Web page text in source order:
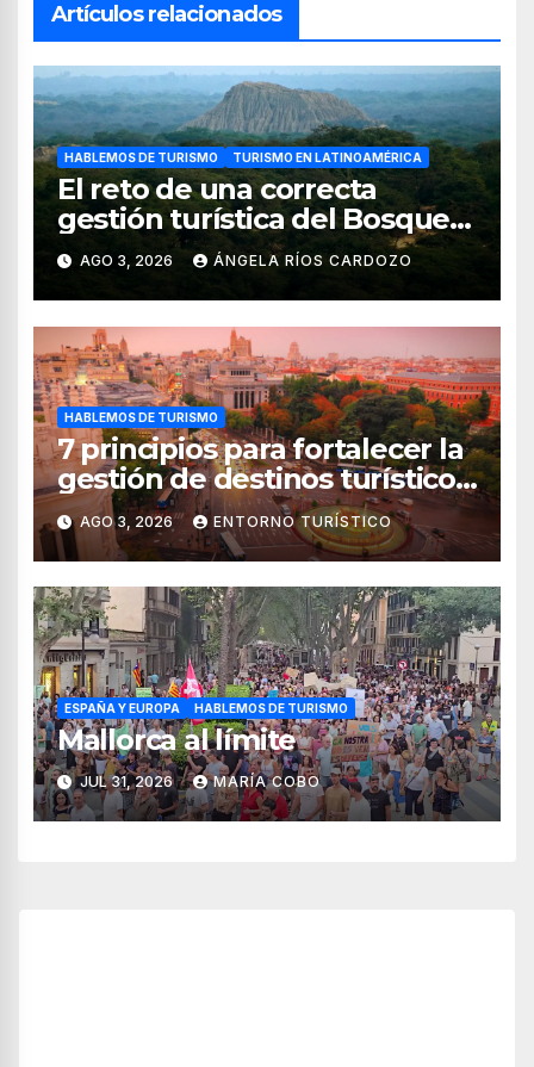
Artículos relacionados
HABLEMOS DE TURISMO TURISMO EN LATINOAMÉRICA
El reto de una correcta
gestión turística del Bosque
de Pomac (en Perú)
AGO 3, 2026 ÁNGELA RÍOS CARDOZO
HABLEMOS DE TURISMO
7 principios para fortalecer la
gestión de destinos turísticos,
según el WTTC
AGO 3, 2026 ENTORNO TURÍSTICO
ESPAÑA Y EUROPA HABLEMOS DE TURISMO
Mallorca al límite
JUL 31, 2026 MARÍA COBO